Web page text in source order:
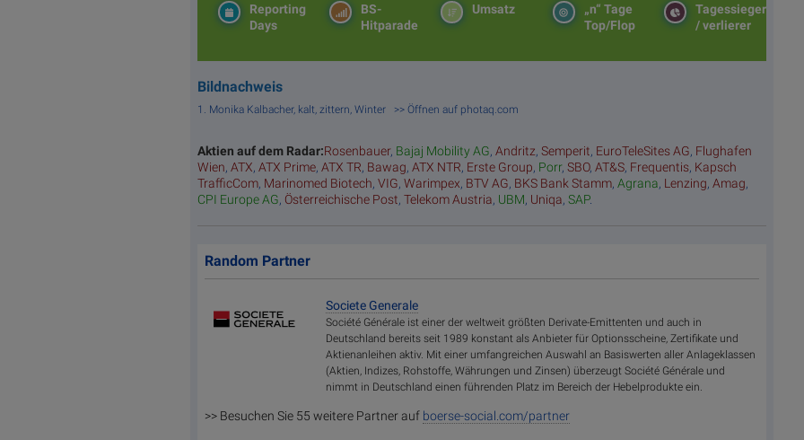
Tagessieger
/ verlierer
„n“ Tage
Top/Flop
Umsatz
BS-
Hitparade
Reporting
Days
Bildnachweis
1. Monika Kalbacher, kalt, zittern, Winter >> Öffnen auf photaq.com
Aktien auf dem Radar:Rosenbauer, Bajaj Mobility AG, Andritz, Semperit, EuroTeleSites AG, Flughafen
Wien, ATX, ATX Prime, ATX TR, Bawag, ATX NTR, Erste Group, Porr, SBO, AT&S, Frequentis, Kapsch
TrafficCom, Marinomed Biotech, VIG, Warimpex, BTV AG, BKS Bank Stamm, Agrana, Lenzing, Amag,
CPI Europe AG, Österreichische Post, Telekom Austria, UBM, Uniqa, SAP.
Random Partner
Societe Generale
Société Générale ist einer der weltweit größten Derivate-Emittenten und auch in
Deutschland bereits seit 1989 konstant als Anbieter für Optionsscheine, Zertifikate und
Aktienanleihen aktiv. Mit einer umfangreichen Auswahl an Basiswerten aller Anlageklassen
(Aktien, Indizes, Rohstoffe, Währungen und Zinsen) überzeugt Société Générale und
nimmt in Deutschland einen führenden Platz im Bereich der Hebelprodukte ein.
>> Besuchen Sie 55 weitere Partner auf boerse-social.com/partner